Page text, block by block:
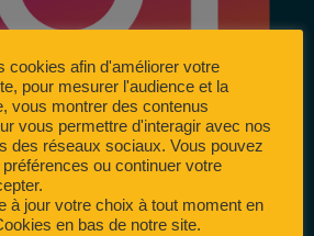
cookies afin d'améliorer votre
pour mesurer l'audience et la
vous montrer des contenus
vous permettre d'interagir avec nos
des réseaux sociaux. Vous pouvez
ou continuer votre
à jour votre choix à tout moment en
en bas de notre site.